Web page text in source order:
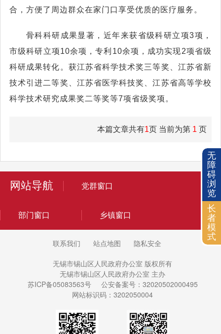
合，方便了周边群众在家门口享受优质的医疗服务。
骨科科研成果显著，近年来获省级科研立项3项，
市级科研立项10余项，专利10余项，成功实现2项省级
科研成果转化。获江苏省科学技术奖三等奖、江苏省新
技术引进二等奖、江苏省医学科技奖、江苏省高等学校
科学技术研究成果奖二等奖等7项省级奖项。
本篇文章共有1页 当前为第 1 页
网站导航 党群窗口
部门窗口 乡镇窗口
联系我们 站点地图 隐私安全
无锡市锡山区人民政府办公室 版权所有
无锡市锡山区人民政府办公室 主办
苏ICP备05083563号
公安备案号：32020502000495
网站标识码：3202050004
无
障
碍
浏
览
长
者
模
式